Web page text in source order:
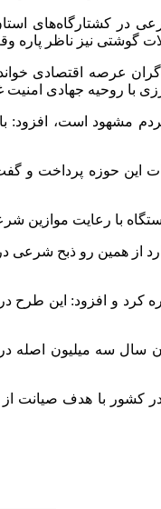
در کشتارگاه‌های
عرصه اقتصادی
مشهود است،
با رعایت موازین
از همین رو ذبح شرعی
درخت در استان همدان اشاره کرد و
سال سه میلیون اصله
کشور با هدف صیانت از